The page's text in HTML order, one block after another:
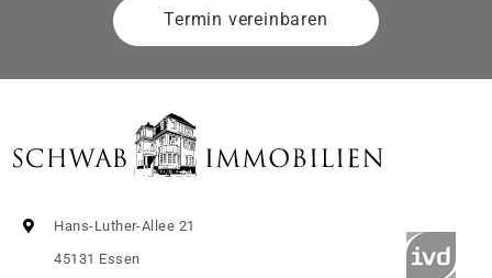
Termin vereinbaren
Hans-Luther-Allee 21
45131 Essen